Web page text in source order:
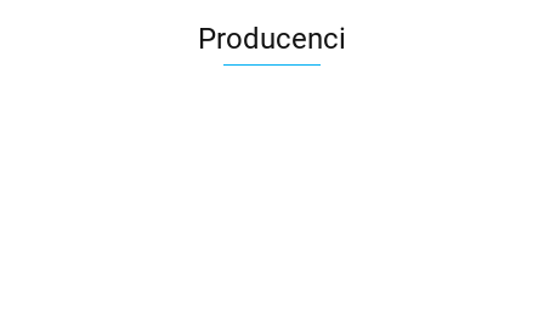
Producenci